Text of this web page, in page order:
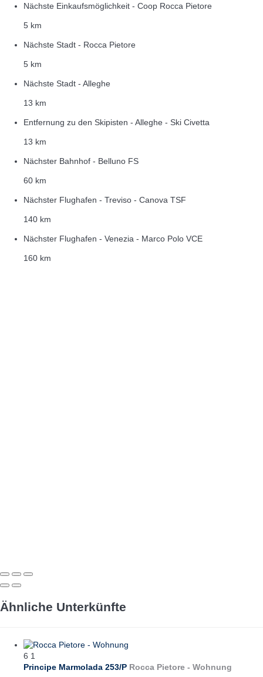
Nächste Einkaufsmöglichkeit - Coop Rocca Pietore
5 km
Nächste Stadt - Rocca Pietore
5 km
Nächste Stadt - Alleghe
13 km
Entfernung zu den Skipisten - Alleghe - Ski Civetta
13 km
Nächster Bahnhof - Belluno FS
60 km
Nächster Flughafen - Treviso - Canova TSF
140 km
Nächster Flughafen - Venezia - Marco Polo VCE
160 km
Ähnliche Unterkünfte
6 1
Principe Marmolada 253/P Rocca Pietore - Wohnung